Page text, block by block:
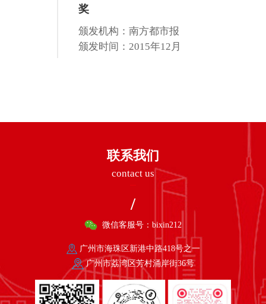
奖
颁发机构：南方都市报
颁发时间：2015年12月
联系我们
contact us
/
微信客服号：bixin212
广州市海珠区新港中路418号之一
广州市荔湾区芳村涌岸街36号